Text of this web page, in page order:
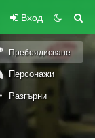
Вход
Пребоядисване
Персонажи
Разгърни